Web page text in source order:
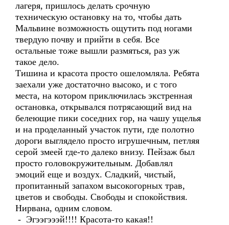
лагеря, пришлось делать срочную
техническую остановку на то, чтобы дать
Мальвине возможность ощутить под ногами
твердую почву и прийти в себя. Все
остальные тоже вышли размяться, раз уж
такое дело.
Тишина и красота просто ошеломляла. Ребята
заехали уже достаточно высоко, и с того
места, на котором приключилась экстренная
остановка, открывался потрясающий вид на
белеющие пики соседних гор, на чашу ущелья
и на проделанный участок пути, где полотно
дороги выглядело просто игрушечным, петляя
серой змеей где-то далеко внизу. Пейзаж был
просто головокружительным. Добавлял
эмоций еще и воздух. Сладкий, чистый,
пропитанный запахом высокогорных трав,
цветов и свободы. Свободы и спокойствия.
Нирвана, одним словом.
- Эгээгэээй!!!! Красота-то какая!!